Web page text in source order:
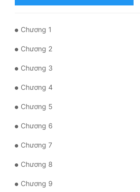
Kiếm Hiệp
Kỳ Huyễn
Kỳ Ảo
Linh Dị
Chương 1
Chương 2
Chương 3
Chương 4
Chương 5
Chương 6
Chương 7
Chương 8
Chương 9